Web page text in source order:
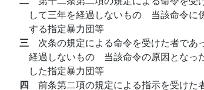
して三年を経過しないもの 当該命令に
する指定暴力団等
三 次条の規定による命令を受けた者で
経過しないもの 当該命令の原因となっ
した指定暴力団等
四 前条第二項の規定による指示を受けた